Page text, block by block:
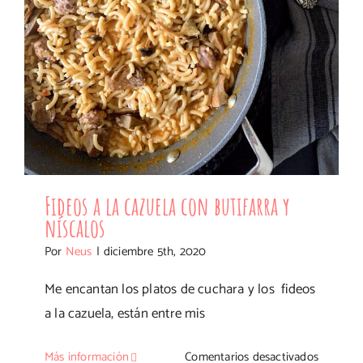
Fideos a la cazuela con butifarra y
níscalos
Por Neus | diciembre 5th, 2020
Me encantan los platos de cuchara y los fideos
a la cazuela, están entre mis
Más información Comentarios desactivadosen